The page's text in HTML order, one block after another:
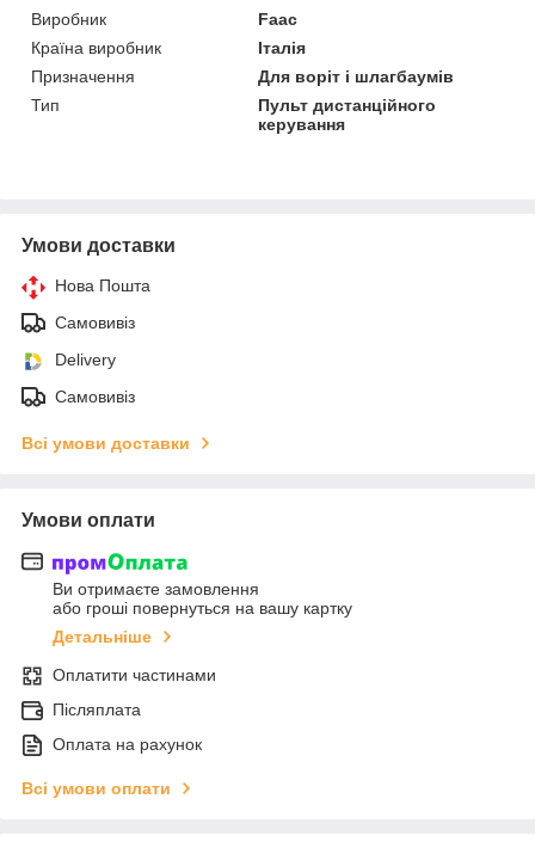
Виробник
Faac
Країна виробник
Італія
Призначення
Для воріт і шлагбаумів
Тип
Пульт дистанційного
керування
Умови доставки
Нова Пошта
Самовивіз
Delivery
Самовивіз
Всі умови доставки
Умови оплати
Ви отримаєте замовлення
або гроші повернуться на вашу картку
Детальніше
Оплатити частинами
Післяплата
Оплата на рахунок
Всі умови оплати